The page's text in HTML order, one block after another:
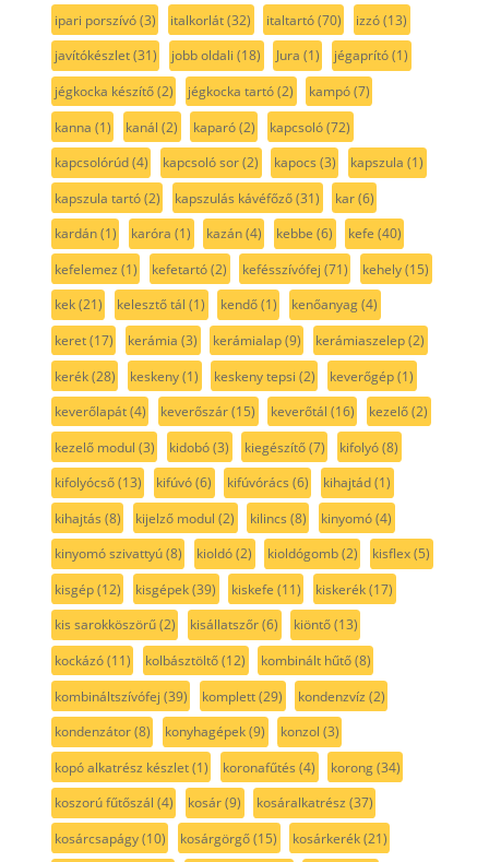
ipari porszívó(3) italkorlát(32) italtartó(70) izzó(13)
javítókészlet(31) jobb oldali (18) Jura (1) jégaprító(1)
jégkocka készítő(2) jégkocka tartó(2) kampó(7)
kanna (1) kanál (2) kaparó(2) kapcsoló(72)
kapcsolórúd(4) kapcsoló sor(2) kapocs (3) kapszula (1)
kapszula tartó(2) kapszulás kávéfőző(31) kar(6)
kardán(1) karóra (1) kazán(4) kebbe (6) kefe (40)
kefelemez (1) kefetartó(2) kefésszívófej (71) kehely(15)
kek(21) kelesztő tál (1) kendő(1) kenőanyag(4)
keret(17) kerámia (3) kerámialap(9) kerámiaszelep(2)
kerék(28) keskeny(1) keskeny tepsi (2) keverőgép(1)
keverőlapát(4) keverőszár(15) keverőtál (16) kezelő(2)
kezelő modul (3) kidobó(3) kiegészítő(7) kifolyó(8)
kifolyócső(13) kifúvó(6) kifúvórács (6) kihajtád(1)
kihajtás (8) kijelző modul (2) kilincs (8) kinyomó(4)
kinyomó szivattyú(8) kioldó(2) kioldógomb(2) kisflex(5)
kisgép(12) kisgépek(39) kiskefe (11) kiskerék(17)
kis sarokköszörű(2) kisállatszőr(6) kiöntő(13)
kockázó(11) kolbásztöltő(12) kombinált hűtő(8)
kombináltszívófej (39) komplett(29) kondenzvíz (2)
kondenzátor(8) konyhagépek(9) konzol (3)
kopó alkatrész készlet(1) koronafűtés (4) korong(34)
koszorú fűtőszál (4) kosár(9) kosáralkatrész (37)
kosárcsapágy(10) kosárgörgő(15) kosárkerék(21)